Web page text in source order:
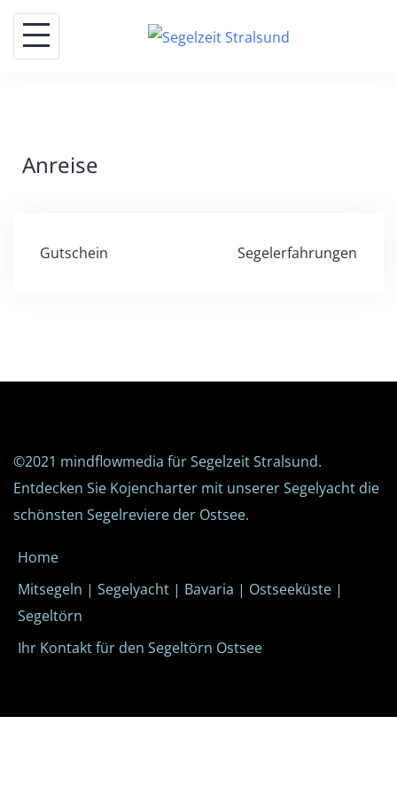
Skip
content
Anreise
Beitragsnavigation
Gutschein Segelerfahrungen
©2021 mindflowmedia für Segelzeit Stralsund.
Entdecken Sie Kojencharter mit unserer Segelyacht die
schönsten Segelreviere der Ostsee.
Home
Mitsegeln | Segelyacht | Bavaria | Ostseeküste |
Segeltörn
Ihr Kontakt für den Segeltörn Ostsee